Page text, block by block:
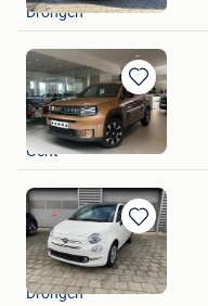
Favorieten
Drongen
Bewaren
in
Mijn
Favorieten
Garage Gent Motors
Gent
Bewaren
in
Mijn
Favorieten
Garage Gent Motors
Drongen